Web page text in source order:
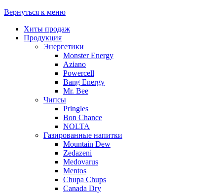
Вернуться к меню
Хиты продаж
Продукция
Энергетики
Monster Energy
Aziano
Powercell
Bang Energy
Mr. Bee
Чипсы
Pringles
Bon Chance
NOLTA
Газированные напитки
Mountain Dew
Zedazeni
Medovarus
Mentos
Chupa Chups
Canada Dry